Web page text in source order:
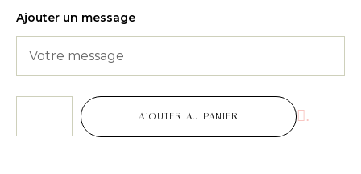
Ajouter un message
AJOUTER AU PANIER .